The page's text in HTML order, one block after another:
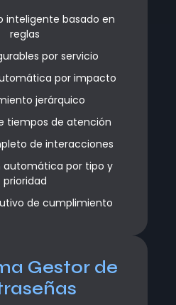
inteligente basado en
reglas
por servicio
por impacto
jerárquico
tiempos de atención
de interacciones
automática por tipo y
prioridad
de cumplimiento
Gestor de
inteligente basado en
reglas
por servicio
por impacto
jerárquico
tiempos de atención
de interacciones
automática por tipo y
prioridad
de cumplimiento
Gestor de